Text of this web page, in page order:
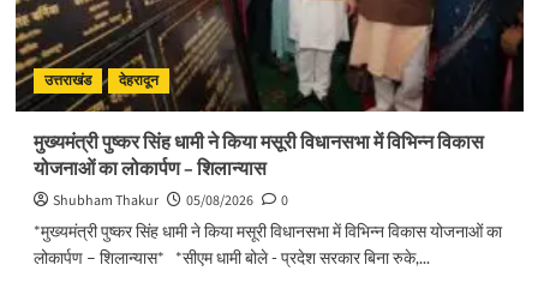
स्पॉट
होंगे
सुरक्षित,
हर
माह
प्रगति
समीक्षा
उत्तराखंड देहरादून
मुख्यमंत्री पुष्कर सिंह धामी ने किया मसूरी विधानसभा में विभिन्न विकास
योजनाओं का लोकार्पण – शिलान्यास
Shubham Thakur 05/08/2026
0
*मुख्यमंत्री पुष्कर सिंह धामी ने किया मसूरी विधानसभा में विभिन्न विकास योजनाओं का
लोकार्पण – शिलान्यास* *सीएम धामी बोले - प्रदेश सरकार बिना रुके,...